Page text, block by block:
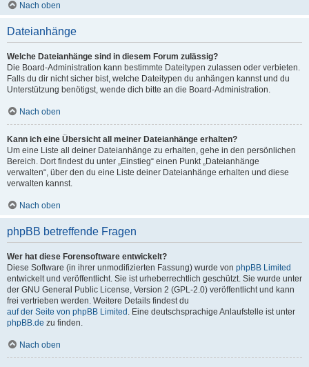
Nach oben
Dateianhänge
Welche Dateianhänge sind in diesem Forum zulässig?
Die Board-Administration kann bestimmte Dateitypen zulassen oder verbieten.
Falls du dir nicht sicher bist, welche Dateitypen du anhängen kannst und du
Unterstützung benötigst, wende dich bitte an die Board-Administration.
Nach oben
Kann ich eine Übersicht all meiner Dateianhänge erhalten?
Um eine Liste all deiner Dateianhänge zu erhalten, gehe in den persönlichen
Bereich. Dort findest du unter „Einstieg“ einen Punkt „Dateianhänge
verwalten“, über den du eine Liste deiner Dateianhänge erhalten und diese
verwalten kannst.
Nach oben
phpBB betreffende Fragen
Wer hat diese Forensoftware entwickelt?
Diese Software (in ihrer unmodifizierten Fassung) wurde von phpBB Limited
entwickelt und veröffentlicht. Sie ist urheberrechtlich geschützt. Sie wurde unter
der GNU General Public License, Version 2 (GPL-2.0) veröffentlicht und kann
frei vertrieben werden. Weitere Details findest du
auf der Seite von phpBB Limited . Eine deutschsprachige Anlaufstelle ist unter
phpBB.de zu finden.
Nach oben